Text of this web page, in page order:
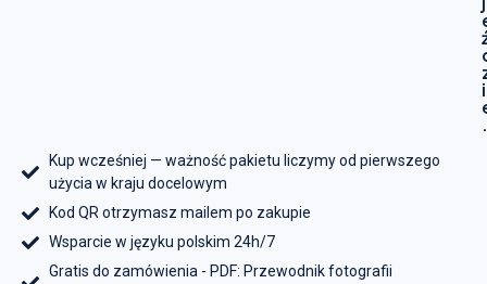
i
.
Kup wcześniej — ważność pakietu liczymy od pierwszego
użycia w kraju docelowym
Kod QR otrzymasz mailem po zakupie
Wsparcie w języku polskim 24h/7
Gratis do zamówienia - PDF: Przewodnik fotografii